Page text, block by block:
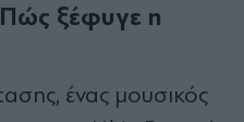
ξέφυγε η
ένας μουσικός